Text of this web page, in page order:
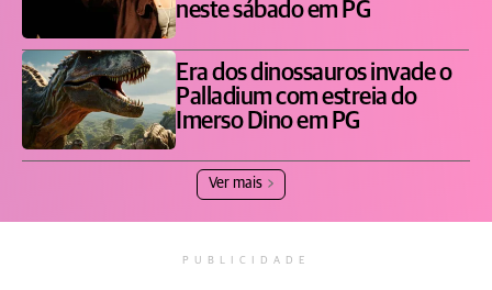
neste sábado em PG
Era dos dinossauros invade o
Palladium com estreia do
Imerso Dino em PG
Ver mais
PUBLICIDADE